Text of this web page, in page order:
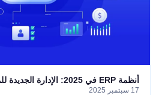
أنظمة ERP في 2025: الإدارة الجديدة للمؤسسات الصناعية
17 سبتمبر 2025